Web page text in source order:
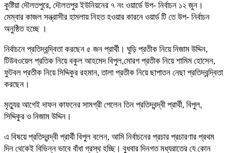
কুষ্টিয়া দৌলতপুরে, দৌলতপুর ইউনিয়নের ৭ নং ওয়ার্ডে উপ- নির্বাচন ১২ জুন।
মেম্বার কাজল সন্ত্রাসীর হামলায় নিহত হওয়ার কারনে ওয়ার্ড টি তে উপ- নির্বাচন
অনুষ্ঠিত হচ্ছে ।
নির্বাচনে প্রতিদ্বন্দ্বিতা করছেন ৫ জন প্রার্থী। ঘুড়ি প্রতীক নিয়ে নিজাম উদ্দিন,
টিউবওয়েল প্রতিক নিয়ে বকুল আহমেদ বিপুল,মোরগ প্রতীক নিয়ে শামিম হোসেন,
ফুটবল প্রতীক নিয়ে সিদ্দিকুর রহমান, তালা প্রতীক নিয়ে ছাপাতন নেছা প্রতিদ্বন্দ্বিতা
করছেন।
মৃত্যুর আগেই দাফন কাফনের সামগ্রী পেলেন তিন প্রতিদ্বন্দ্বী প্রার্থী, বিপুল,
সিদ্দিকুর ও নিজাম উদ্দিন।
এ বিষয়ে প্রতিদ্বন্দ্বী প্রার্থী বিপুল বলেন, আমি নির্বাচনের প্রচার প্রচারণার প্রথম
দিন থেকেই বিভিন্ন ভাবে বাঁধা গ্রস্থ হচ্ছি। বুধবার দিনগত মধ্যরাতের যে কোন